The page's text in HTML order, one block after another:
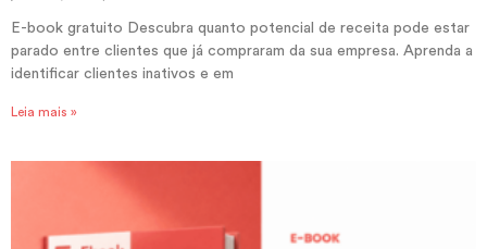
E-book gratuito Descubra quanto potencial de receita pode estar
parado entre clientes que já compraram da sua empresa. Aprenda a
identificar clientes inativos e em
Leia mais »